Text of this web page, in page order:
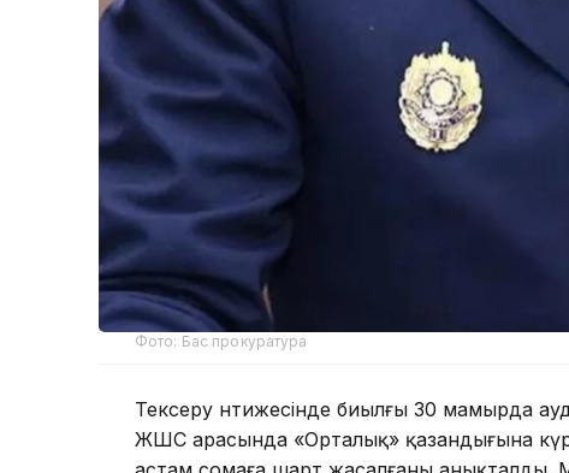
Фото: Бас прокуратура
Тексеру нәтижесінде биылғы 30 мамырда
ЖШС арасында «Орталық» қазандығына